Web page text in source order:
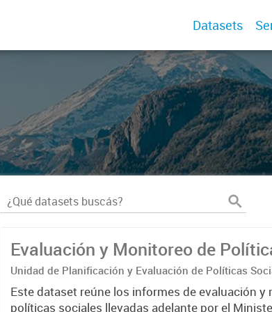
Datasets
Evaluación y Monitoreo de
Unidad de Planificación y Evaluación de Políticas
Este dataset reúne los informes de evaluación y
políticas sociales llevadas adelante por el